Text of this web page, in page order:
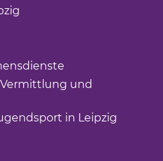
und
in Leipzig